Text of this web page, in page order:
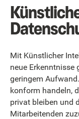
Mit Künstlicher
neue Erkenntnisse
geringem
konform handeln,
privat bleiben und
Mitarbeitenden